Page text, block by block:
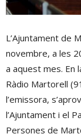
L’Ajuntament de
novembre, a les
a aquest mes. En
Ràdio Martorell
l’emissora,
l’Ajuntament i el
Persones de